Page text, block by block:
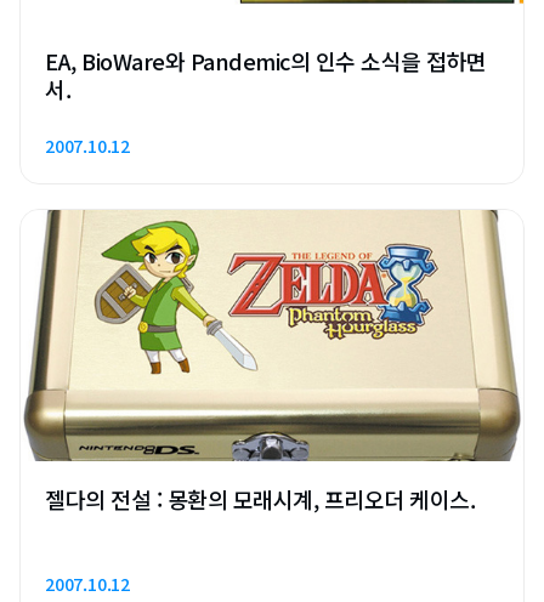
EA, BioWare와 Pandemic의 인수 소식을 접하면
서.
2007.10.12
젤다의 전설 : 몽환의 모래시계, 프리오더 케이스.
2007.10.12